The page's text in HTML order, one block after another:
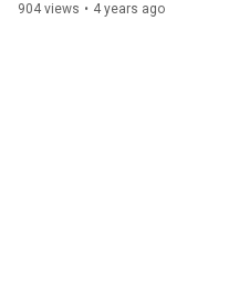
904 views • 4 years ago